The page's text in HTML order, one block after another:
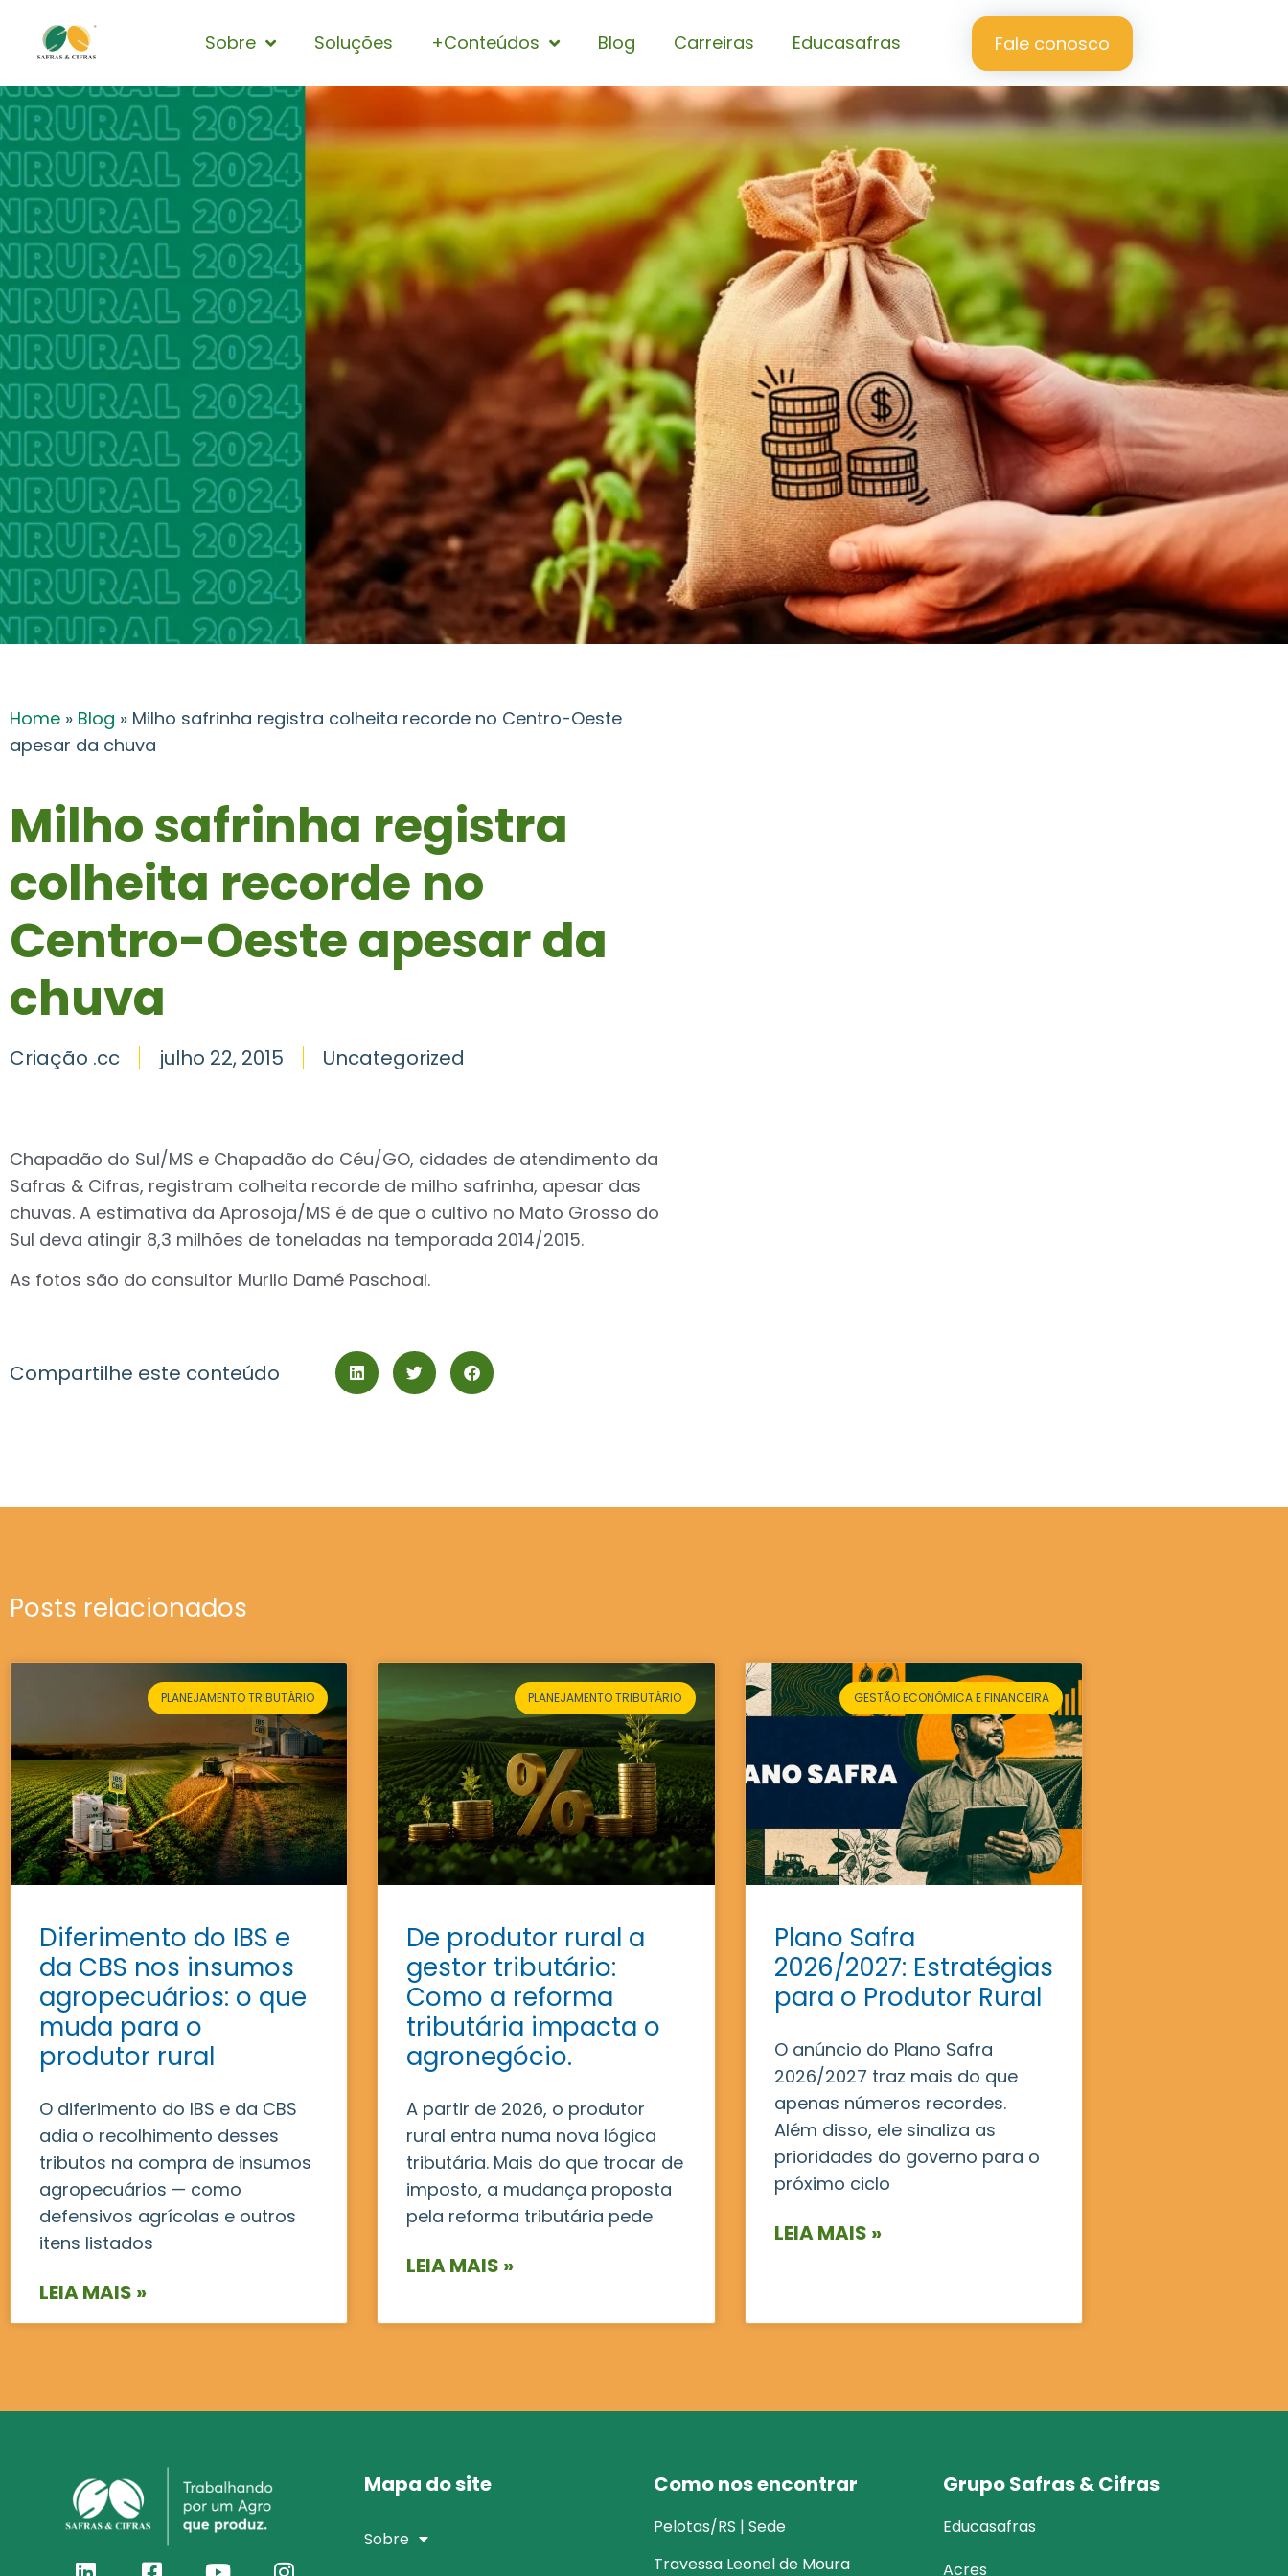
Sobre Soluções +Conteúdos Blog Carreiras Educasafras Fale conosco
Home » Blog » Milho safrinha registra colheita recorde no Centro-Oeste
apesar da chuva
Milho safrinha registra
colheita recorde no
Centro-Oeste apesar da
chuva
Criação .cc julho 22, 2015 Uncategorized
Chapadão do Sul/MS e Chapadão do Céu/GO, cidades de atendimento da
Safras & Cifras, registram colheita recorde de milho safrinha, apesar das
chuvas. A estimativa da Aprosoja/MS é de que o cultivo no Mato Grosso do
Sul deva atingir 8,3 milhões de toneladas na temporada 2014/2015.
As fotos são do consultor Murilo Damé Paschoal.
Compartilhe este conteúdo
Posts relacionados
PLANEJAMENTO TRIBUTÁRIO
Diferimento do IBS e
da CBS nos insumos
agropecuários: o que
muda para o
produtor rural
O diferimento do IBS e da CBS
adia o recolhimento desses
tributos na compra de insumos
agropecuários — como
defensivos agrícolas e outros
itens listados
LEIA MAIS »
PLANEJAMENTO TRIBUTÁRIO
De produtor rural a
gestor tributário:
Como a reforma
tributária impacta o
agronegócio.
A partir de 2026, o produtor
rural entra numa nova lógica
tributária. Mais do que trocar de
imposto, a mudança proposta
pela reforma tributária pede
LEIA MAIS »
GESTÃO ECONÔMICA E FINANCEIRA
Plano Safra
2026/2027: Estratégias
para o Produtor Rural
O anúncio do Plano Safra
2026/2027 traz mais do que
apenas números recordes.
Além disso, ele sinaliza as
prioridades do governo para o
próximo ciclo
LEIA MAIS »
Mapa do site
Sobre
Como nos encontrar
Pelotas/RS | Sede
Travessa Leonel de Moura
Grupo Safras & Cifras
Educasafras
Acres